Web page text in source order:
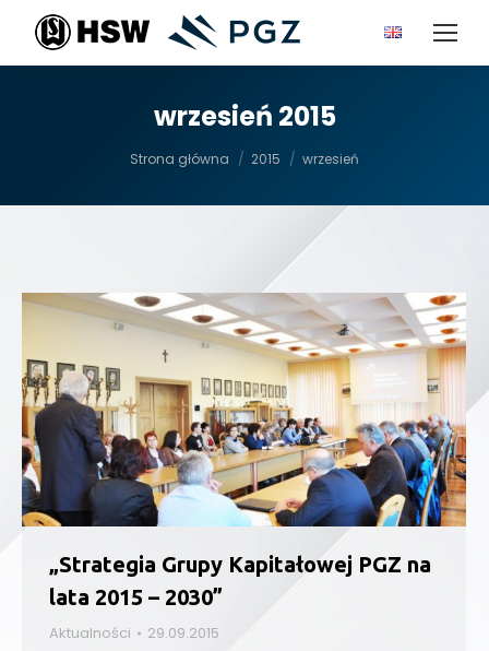
wrzesień 2015
Strona główna 2015 wrzesień
„Strategia Grupy Kapitałowej PGZ na
lata 2015 – 2030”
Aktualności 29.09.2015